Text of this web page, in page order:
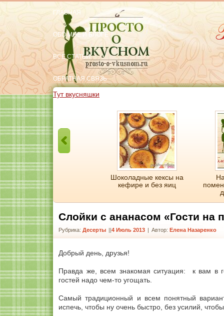
ГЛАВНАЯ
ОБО МНЕ И БЛОГЕ
ВСЕ СТАТЬИ
ОБРАТНАЯ СВЯЗЬ
Тут вкусняшки
20 минут и без выпечки
Шоколадные кексы на
кефире и без яиц
Слойки с ананасом «Гости на
Рубрика: Десерты | 4 Июль 2013 | Автор: Елена Назаренко
Добрый день, друзья!
Правда же, всем знакомая ситуация: к вам в
гостей надо чем-то угощать.
Самый традиционный и всем понятный
испечь, чтобы ну очень быстро, без усилий,